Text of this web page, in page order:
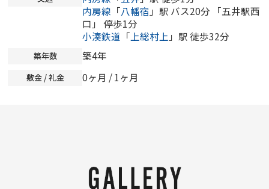
内房線 「八幡宿 」駅 バス20分 「五井駅西
口」 停歩1分
小湊鉄道 「 上総村上 」駅 徒歩32分
築年数 築4年
敷金 / 礼金 0ヶ月 / 1ヶ月